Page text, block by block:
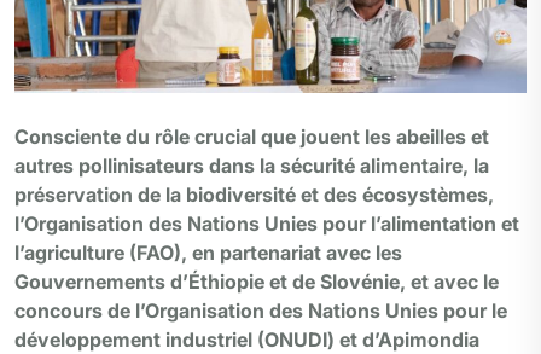
Consciente du rôle crucial que jouent les abeilles et
autres pollinisateurs dans la sécurité alimentaire, la
préservation de la biodiversité et des écosystèmes,
l’Organisation des Nations Unies pour l’alimentation et
l’agriculture (FAO), en partenariat avec les
Gouvernements d’Éthiopie et de Slovénie, et avec le
concours de l’Organisation des Nations Unies pour le
développement industriel (ONUDI) et d’Apimondia